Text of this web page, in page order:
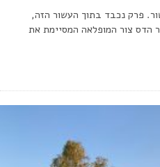
פרק נכבד בתוך העשור הזה,
הדס צור המופלאה המסיימת את